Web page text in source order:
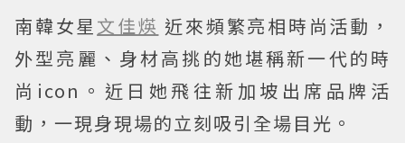
南韓女星 文佳煐 近來頻繁亮相時尚活動，
外型亮麗、身材高挑的她堪稱新一代的時
尚icon。近日她飛往新加坡出席品牌活
動，一現身現場的立刻吸引全場目光。